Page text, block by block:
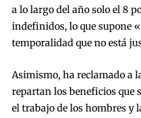
a lo largo del año solo el 8
indefinidos, lo que supone
temporalidad que no está
Asimismo, ha reclamado a
repartan los beneficios que
el trabajo de los hombres y